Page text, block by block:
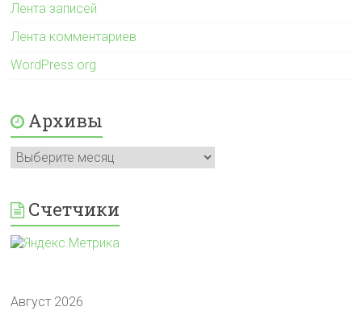
Лента записей
Лента комментариев
WordPress.org
Архивы
Архивы
Счетчики
Август 2026